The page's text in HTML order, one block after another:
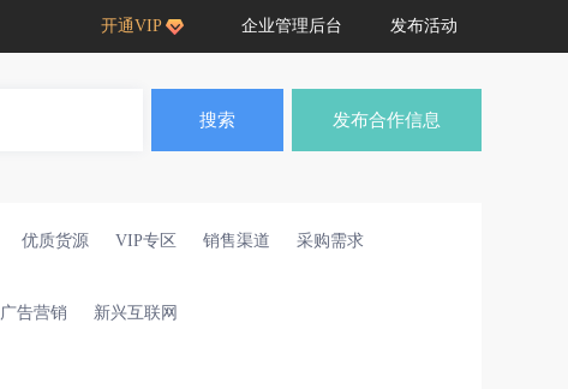
开通VIP 企业管理后台 发布活动
搜索 发布合作信息
优质货源 VIP专区 销售渠道
采购需求
广告营销 新兴互联网